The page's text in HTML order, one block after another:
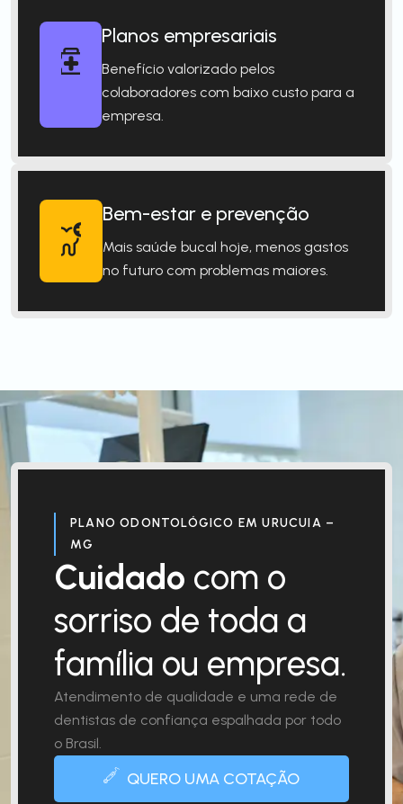
Planos empresariais
Benefício valorizado pelos
colaboradores com baixo custo para a
empresa.
Bem-estar e prevenção
Mais saúde bucal hoje, menos gastos
no futuro com problemas maiores.
PLANO ODONTOLÓGICO EM URUCUIA –
MG
Cuidado com o
sorriso de toda a
família ou empresa.
Atendimento de qualidade e uma rede de
dentistas de confiança espalhada por todo
o Brasil.
QUERO UMA COTAÇÃO